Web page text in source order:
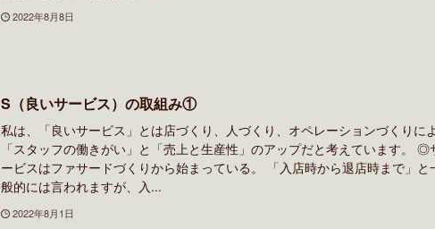
2022年8月8日
S（良いサービス）の取組み①
私は、「良いサービス」とは店づくり、人づくり、オペレーションづくりに
「スタッフの働きがい」と「売上と生産性」のアップだと考えています。 ◎
ービスはファサードづくりから始まっている。 「入店時から退店時まで」と
般的には言われますが、入...
2022年8月1日